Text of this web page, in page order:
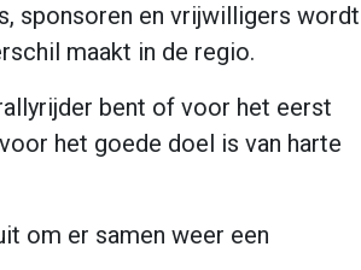
sponsoren en vrijwilligers wordt
maakt in de regio.
bent of voor het eerst
het goede doel is van harte
om er samen weer een